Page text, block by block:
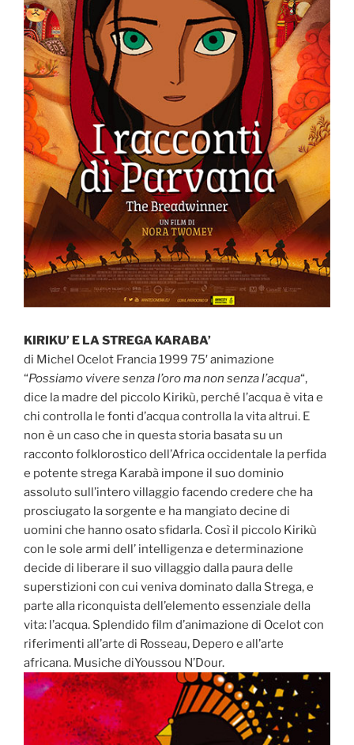
KIRIKU’ E LA STREGA KARABA’
di Michel Ocelot Francia 1999 75′ animazione
“Possiamo vivere senza l’oro ma non senza l’acqua“,
dice la madre del piccolo Kirikù, perché l’acqua è vita e
chi controlla le fonti d’acqua controlla la vita altrui. E
non è un caso che in questa storia basata su un
racconto folklorostico dell’Africa occidentale la perfida
e potente strega Karabà impone il suo dominio
assoluto sull’intero villaggio facendo credere che ha
prosciugato la sorgente e ha mangiato decine di
uomini che hanno osato sfidarla. Così il piccolo Kirikù
con le sole armi dell’ intelligenza e determinazione
decide di liberare il suo villaggio dalla paura delle
superstizioni con cui veniva dominato dalla Strega, e
parte alla riconquista dell’elemento essenziale della
vita: l’acqua. Splendido film d’animazione di Ocelot con
riferimenti all’arte di Rosseau, Depero e all’arte
africana. Musiche diYoussou N’Dour.